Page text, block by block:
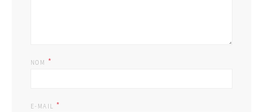
NOM *
E-MAIL *